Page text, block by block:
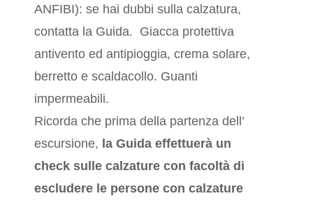
ANFIBI): se hai dubbi sulla calzatura,
contatta la Guida. Giacca protettiva
antivento ed antipioggia, crema solare,
berretto e scaldacollo. Guanti
impermeabili.
Ricorda che prima della partenza dell’
escursione, la Guida effettuerà un
check sulle calzature con facoltà di
escludere le persone con calzature